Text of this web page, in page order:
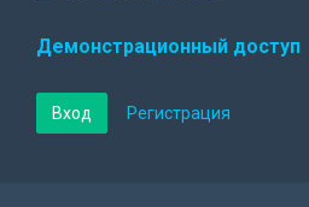
Демонстрационный доступ
Вход Регистрация